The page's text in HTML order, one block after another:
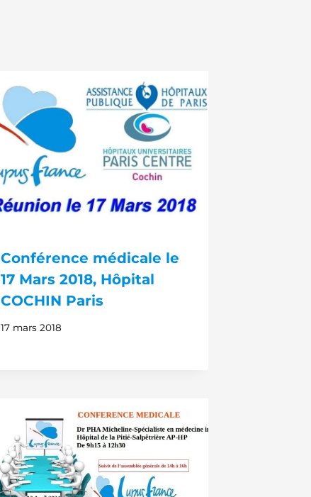
Conférence médicale le
17 Mars 2018, Hôpital
COCHIN Paris
17 mars 2018